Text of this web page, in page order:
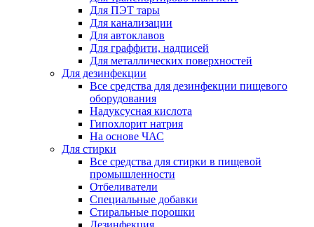
Для ПЭТ тары
Для канализации
Для автоклавов
Для граффити, надписей
Для металлических поверхностей
Для дезинфекции
Все средства для дезинфекции пищевого
оборудования
Надуксусная кислота
Гипохлорит натрия
На основе ЧАС
Для стирки
Все средства для стирки в пищевой
промышленности
Отбеливатели
Специальные добавки
Стиральные порошки
Дезинфекция